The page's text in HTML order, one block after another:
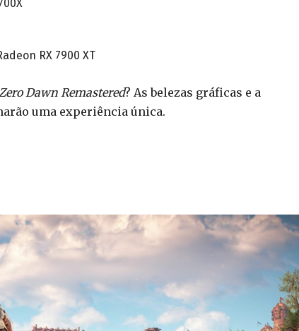
RX 7900 XT
Dawn Remastered? As belezas gráficas e a
uma experiência única.